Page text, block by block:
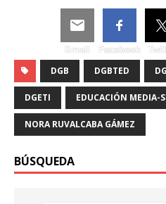
Email Facebook
DGB DGBTED
DGETI EDUCACIÓN MEDIA-
NORA RUVALCABA GÁMEZ
BÚSQUEDA